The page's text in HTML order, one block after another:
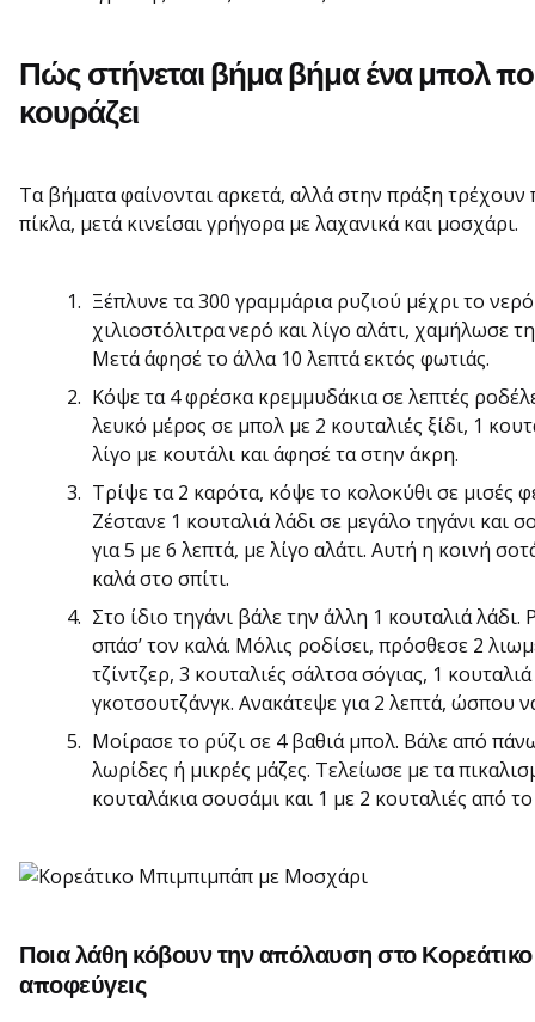
Πώς στήνεται βήμα βήμα ένα μπολ
κουράζει
Τα βήματα φαίνονται αρκετά, αλλά στην πράξη
πίκλα, μετά κινείσαι γρήγορα με λαχανικά και μοσχάρι.
Ξέπλυνε τα 300 γραμμάρια ρυζιού μέχρι το
χιλιοστόλιτρα νερό και λίγο αλάτι, χαμήλωσε
Μετά άφησέ το άλλα 10 λεπτά εκτός φωτιάς.
Κόψε τα 4 φρέσκα κρεμμυδάκια σε λεπτές
λευκό μέρος σε μπολ με 2 κουταλιές ξίδι, 1
λίγο με κουτάλι και άφησέ τα στην άκρη.
Τρίψε τα 2 καρότα, κόψε το κολοκύθι σε μισές
Ζέστανε 1 κουταλιά λάδι σε μεγάλο τηγάνι και
για 5 με 6 λεπτά, με λίγο αλάτι. Αυτή η κοινή
καλά στο σπίτι.
Στο ίδιο τηγάνι βάλε την άλλη 1 κουταλιά
σπάσ’ τον καλά. Μόλις ροδίσει, πρόσθεσε 2
τζίντζερ, 3 κουταλιές σάλτσα σόγιας, 1
γκοτσουτζάνγκ. Ανακάτεψε για 2 λεπτά, ώσπου
Μοίρασε το ρύζι σε 4 βαθιά μπολ. Βάλε από
λωρίδες ή μικρές μάζες. Τελείωσε με τα
κουταλάκια σουσάμι και 1 με 2 κουταλιές από
Ποια λάθη κόβουν την απόλαυση στο
αποφεύγεις